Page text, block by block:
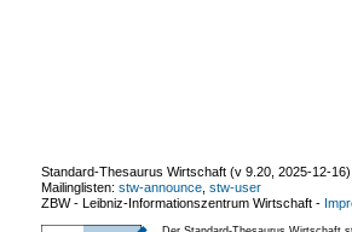
Standard-Thesaurus Wirtschaft (v 9.20 2025-12-16
Mailinglisten: stw-announce stw-user
ZBW - Leibniz-Informationszentrum Wirtschaft -